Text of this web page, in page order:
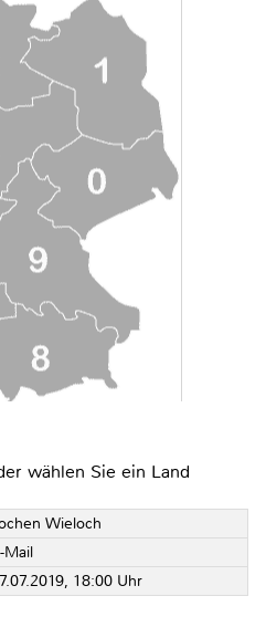
wählen Sie ein Land
Wieloch
Mail
18:00 Uhr